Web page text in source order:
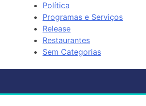
Política
Programas e Serviços
Release
Restaurantes
Sem Categorias